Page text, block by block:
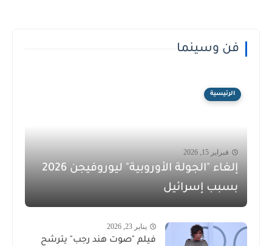
فن وسينما
الرئيسية
فبراير 15, 2026
إلغاء "الجولة الأوروبية" ليوروفيجن 2026
بسبب إسرائيل
يناير 23, 2026
فيلم "صوت هند رجب" يترشح